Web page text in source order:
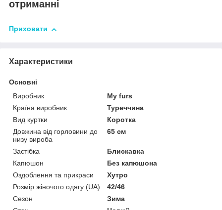
отриманні
Приховати
Характеристики
Основні
Виробник
My furs
Країна виробник
Туреччина
Вид куртки
Коротка
Довжина від горловини до
низу вироба
65 см
Застібка
Блискавка
Капюшон
Без капюшона
Оздоблення та прикраси
Хутро
Розмір жіночого одягу (UA)
42/46
Сезон
Зима